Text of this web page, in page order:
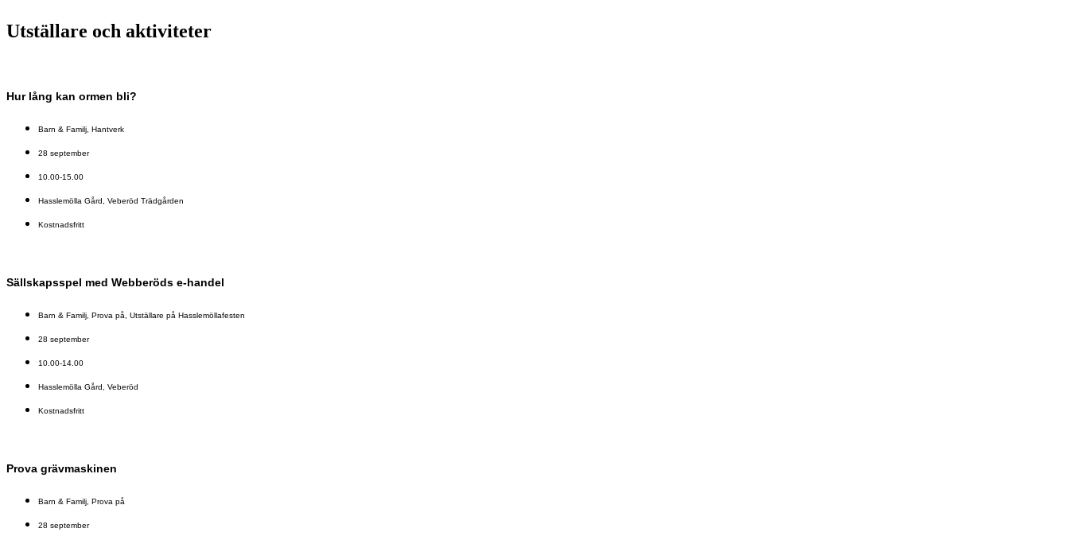
Utställare och aktiviteter
Hur lång kan ormen bli?
Barn & Familj, Hantverk
28 september
10.00-15.00
Hasslemölla Gård, Veberöd Trädgården
Kostnadsfritt
Sällskapsspel med Webberöds e-handel
Barn & Familj Prova på Utställare på Hasslemöllafesten
28 september
10.00-14.00
Hasslemölla Gård, Veberöd
Kostnadsfritt
Prova grävmaskinen
Barn & Familj Prova på
28 september